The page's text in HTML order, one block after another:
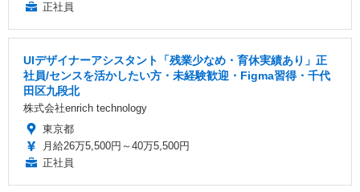
正社員
UIデザイナーアシスタント「残業少なめ・育休実績あり」正
社員/センスを活かしたい方・未経験歓迎・Figma習得・千代
田区九段北
株式会社enrich technology
東京都
月給26万5,500円～40万5,500円
正社員